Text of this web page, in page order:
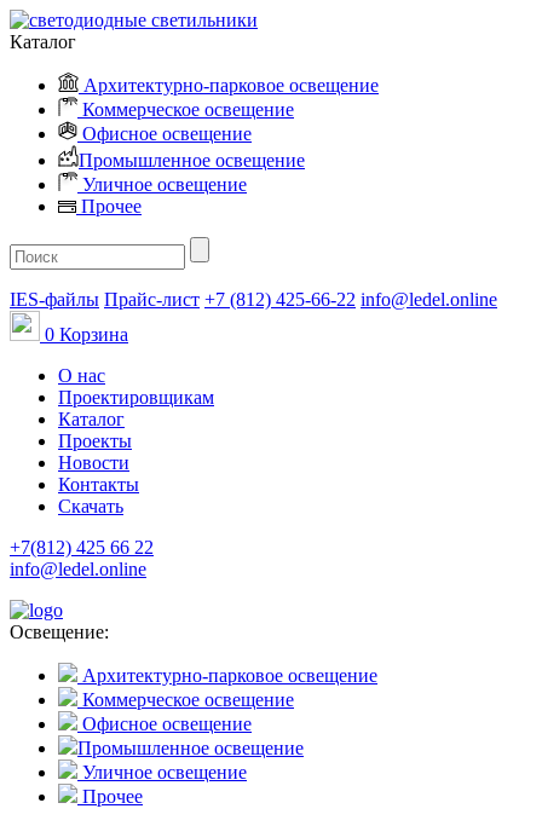
Каталог
Архитектурно-парковое освещение
Коммерческое освещение
Офисное освещение
Промышленное освещение
Уличное освещение
Прочее
IES-файлы Прайс-лист +7 (812) 425-66-22 info@ledel.online
0 Корзина
О нас
Проектировщикам
Каталог
Проекты
Новости
Контакты
Скачать
+7(812) 425 66 22
info@ledel.online
Освещение:
Архитектурно-парковое освещение
Коммерческое освещение
Офисное освещение
Промышленное освещение
Уличное освещение
Прочее